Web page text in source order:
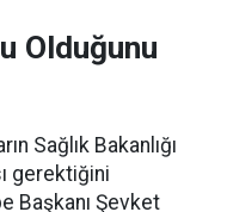
Olduğunu
Sağlık Bakanlığı
gerektiğini
Başkanı Şevket